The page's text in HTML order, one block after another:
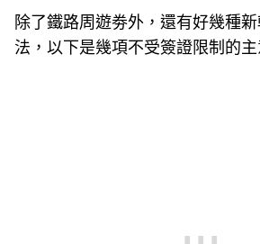
除了鐵路周遊劵外，還有好幾種
法，以下是幾項不受簽證限制的主